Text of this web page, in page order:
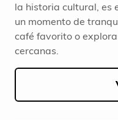
la historia cultural, es
un momento de
café favorito o
cercanas.